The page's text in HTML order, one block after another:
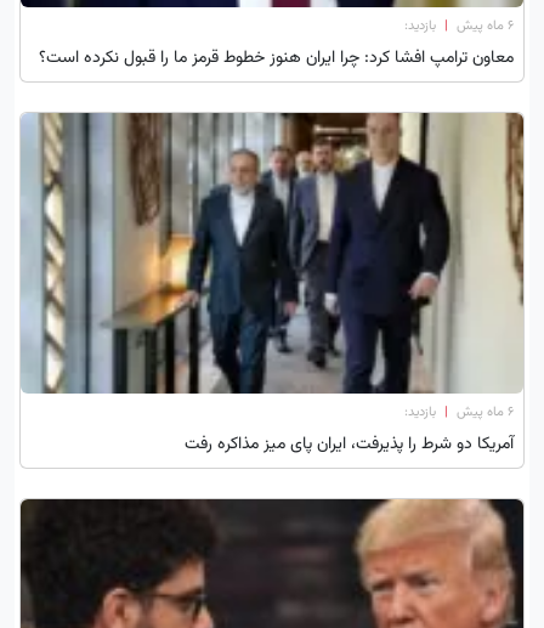
۶ ماه پیش | بازدید:
معاون ترامپ افشا کرد: چرا ایران هنوز خطوط قرمز ما را قبول نکرده است؟
۶ ماه پیش | بازدید:
آمریکا دو شرط را پذیرفت، ایران پای میز مذاکره رفت